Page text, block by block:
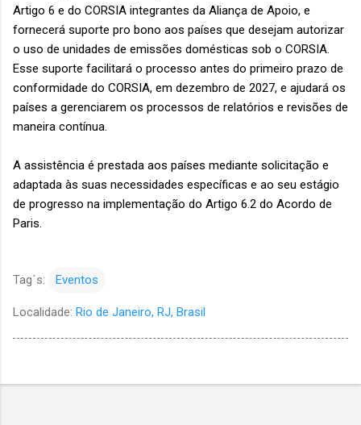
Artigo 6 e do CORSIA integrantes da Aliança de Apoio, e
fornecerá suporte pro bono aos países que desejam autorizar
o uso de unidades de emissões domésticas sob o CORSIA.
Esse suporte facilitará o processo antes do primeiro prazo de
conformidade do CORSIA, em dezembro de 2027, e ajudará os
países a gerenciarem os processos de relatórios e revisões de
maneira contínua.
A assistência é prestada aos países mediante solicitação e
adaptada às suas necessidades específicas e ao seu estágio
de progresso na implementação do Artigo 6.2 do Acordo de
Paris.
Tag´s: Eventos
Localidade: Rio de Janeiro, RJ, Brasil